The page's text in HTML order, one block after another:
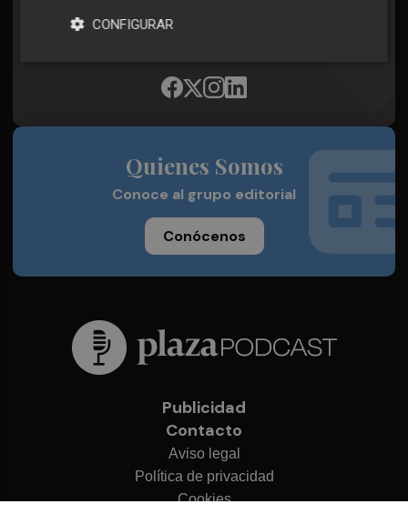
Síguenos en redes
Quienes Somos
Conoce al grupo editorial
Conócenos
Publicidad
Contacto
Aviso legal
Política de privacidad
Cookies
CONFIGURAR